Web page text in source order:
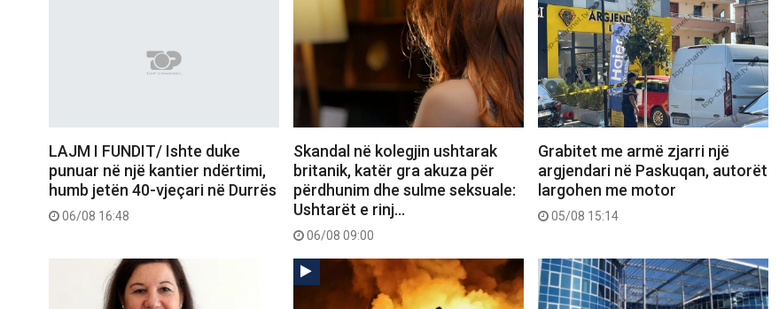
LAJM I FUNDIT/ Ishte duke
punuar në një kantier ndërtimi,
humb jetën 40-vjeçari në Durrës
06/08 16:48
Skandal në kolegjin ushtarak
britanik, katër gra akuza për
përdhunim dhe sulme seksuale:
Ushtarët e rinj…
06/08 09:00
Grabitet me armë zjarri një
argjendari në Paskuqan, autorët
largohen me motor
05/08 15:14